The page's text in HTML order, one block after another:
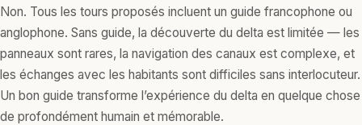
Non. Tous les tours proposés incluent un guide francophone ou
anglophone. Sans guide, la découverte du delta est limitée — les
panneaux sont rares, la navigation des canaux est complexe, et
les échanges avec les habitants sont difficiles sans interlocuteur.
Un bon guide transforme l’expérience du delta en quelque chose
de profondément humain et mémorable.